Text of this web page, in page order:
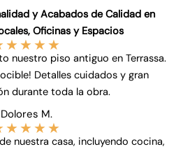
y Acabados de Calidad en
Oficinas y Espacios
★★★★
nuestro piso antiguo en Terrassa.
Detalles cuidados y gran
durante toda la obra.
Dolores M.
★★★★
nuestra casa, incluyendo cocina,